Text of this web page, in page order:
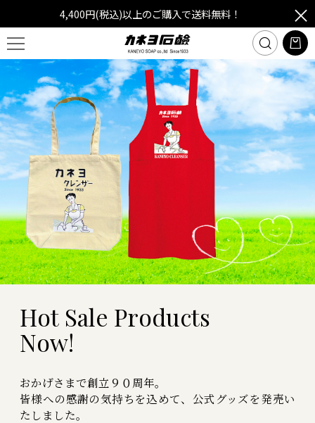
4,400円(税込)以上のご購入で送料無料！
Serving aclean life
thisis
NaturalCleaning
環境に
Pick upC ategory
作業衣
Hot Sale Products
Now!
おかげさまで創立９０周年。
皆様への感謝の気持ちを込めて、公式グッズを発売い
たしました。